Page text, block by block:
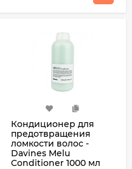
Кондиционер для
предотвращения
ломкости волос -
Davines Melu
Conditioner 1000 мл